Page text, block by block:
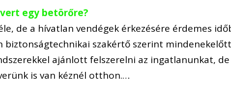
egy betörőre?
de a hívatlan vendégek érkezésére érdemes
biztonságtechnikai szakértő szerint mindenekelőtt
ajánlott felszerelni az ingatlanunkat,
is van kéznél otthon.…